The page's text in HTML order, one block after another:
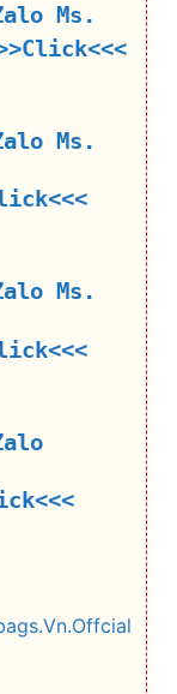
Ms.
Ms.
Ms.